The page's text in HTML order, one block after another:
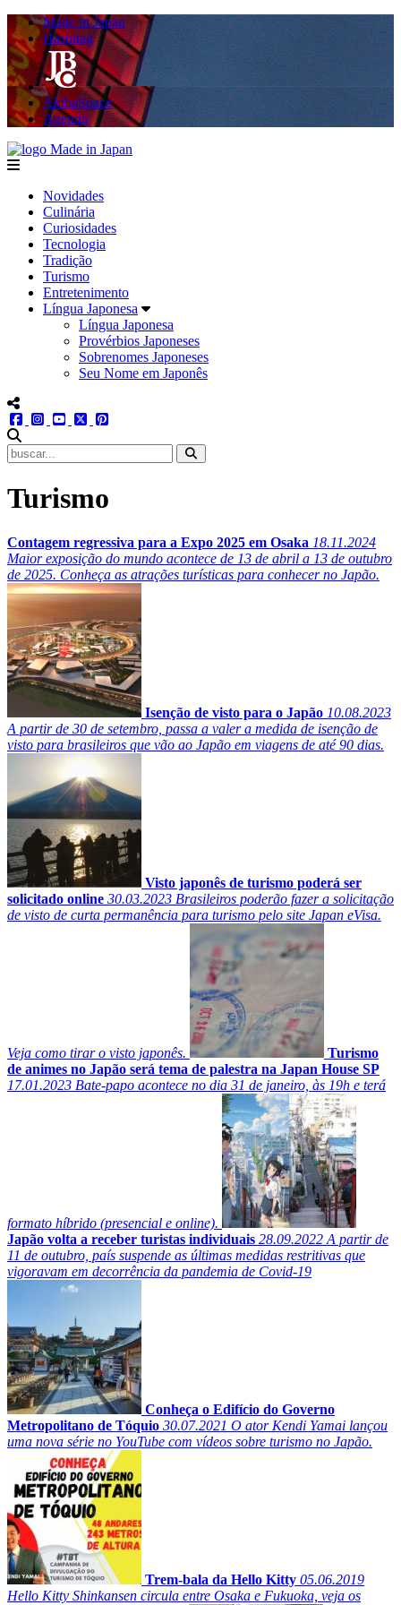
Made in Japan
Hashitag
AkibaSpace
Agenda
menu
Novidades
Culinária
Curiosidades
Tecnologia
Tradição
Turismo
Entretenimento
Língua Japonesa
Língua Japonesa
Provérbios Japoneses
Sobrenomes Japoneses
Seu Nome em Japonês
menu redes social
facebookinstagram
youtube
twitter
Turismo
Contagem regressiva para a Expo 2025 em Osaka 18.11.2024
Maior exposição do mundo acontece de 13 de abril a 13 de outubro
de 2025. Conheça as atrações turísticas para conhecer no Japão.
Isenção de visto para o Japão 10.08.2023
A partir de 30 de setembro, passa a valer a medida de isenção de
visto para brasileiros que vão ao Japão em viagens de até 90 dias.
Visto japonês de turismo poderá ser
solicitado online 30.03.2023 Brasileiros poderão fazer a solicitação
de visto de curta permanência para turismo pelo site Japan eVisa.
Veja como tirar o visto japonês.
Turismo
de animes no Japão será tema de palestra na Japan House SP
17.01.2023 Bate-papo acontece no dia 31 de janeiro, às 19h e terá
formato híbrido (presencial e online).
Japão volta a receber turistas individuais 28.09.2022 A partir de
11 de outubro, país suspende as últimas medidas restritivas que
vigoravam em decorrência da pandemia de Covid-19
Conheça o Edifício do Governo
Metropolitano de Tóquio 30.07.2021 O ator Kendi Yamai lançou
uma nova série no YouTube com vídeos sobre turismo no Japão.
Trem-bala da Hello Kitty 05.06.2019
Hello Kitty Shinkansen circula entre Osaka e Fukuoka, veja os